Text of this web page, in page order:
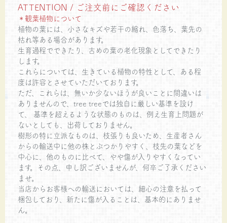
ATTENTION / ご注文前にご確認ください
＊観葉植物について
植物の葉には、小さなキズや若干の縮れ、色落ち、葉先の
枯れ等ある場合があります。
生育過程でできたり、古めの葉の老化現象としてできたり
します。
これらについては、生きている植物の特性として、ある程
度は許容とさせていただいております。
ただ、これらは、無いか少ないほうが良いことに間違いは
ありませんので、tree treeでは独自に厳しい基準を設け
て、 基準を超えるような状態のものは、例え生育上問題が
ないとしても、出荷しておりません。
樹形の特に立派なものは、枝張りも良いため、生産者さん
からの輸送中に他の株とぶつかりやすく、枝先の葉などを
中心に、他のものに比べて、やや傷が入りやすくなってい
ます。その点、申し訳ございませんが、何卒ご了承ください
ませ。
当店からお客様への輸送においては、細心の注意を払って
梱包しており、新たに傷が入ることは、基本的にありませ
ん。